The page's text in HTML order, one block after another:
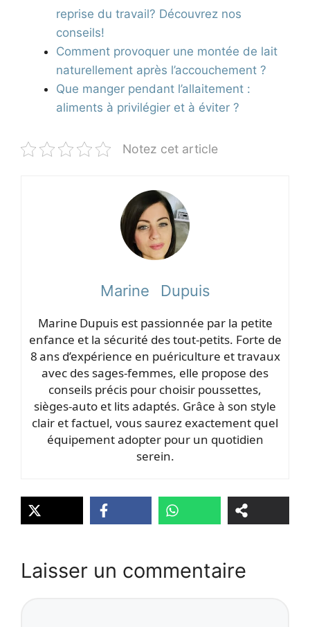
reprise du travail? Découvrez nos
conseils!
Comment provoquer une montée de lait
naturellement après l’accouchement ?
Que manger pendant l’allaitement :
aliments à privilégier et à éviter ?
Notez cet article
Marine Dupuis
Marine Dupuis est passionnée par la petite
enfance et la sécurité des tout‑petits. Forte de
8 ans d’expérience en puériculture et travaux
avec des sages‑femmes, elle propose des
conseils précis pour choisir poussettes,
sièges‑auto et lits adaptés. Grâce à son style
clair et factuel, vous saurez exactement quel
équipement adopter pour un quotidien
serein.
Laisser un commentaire